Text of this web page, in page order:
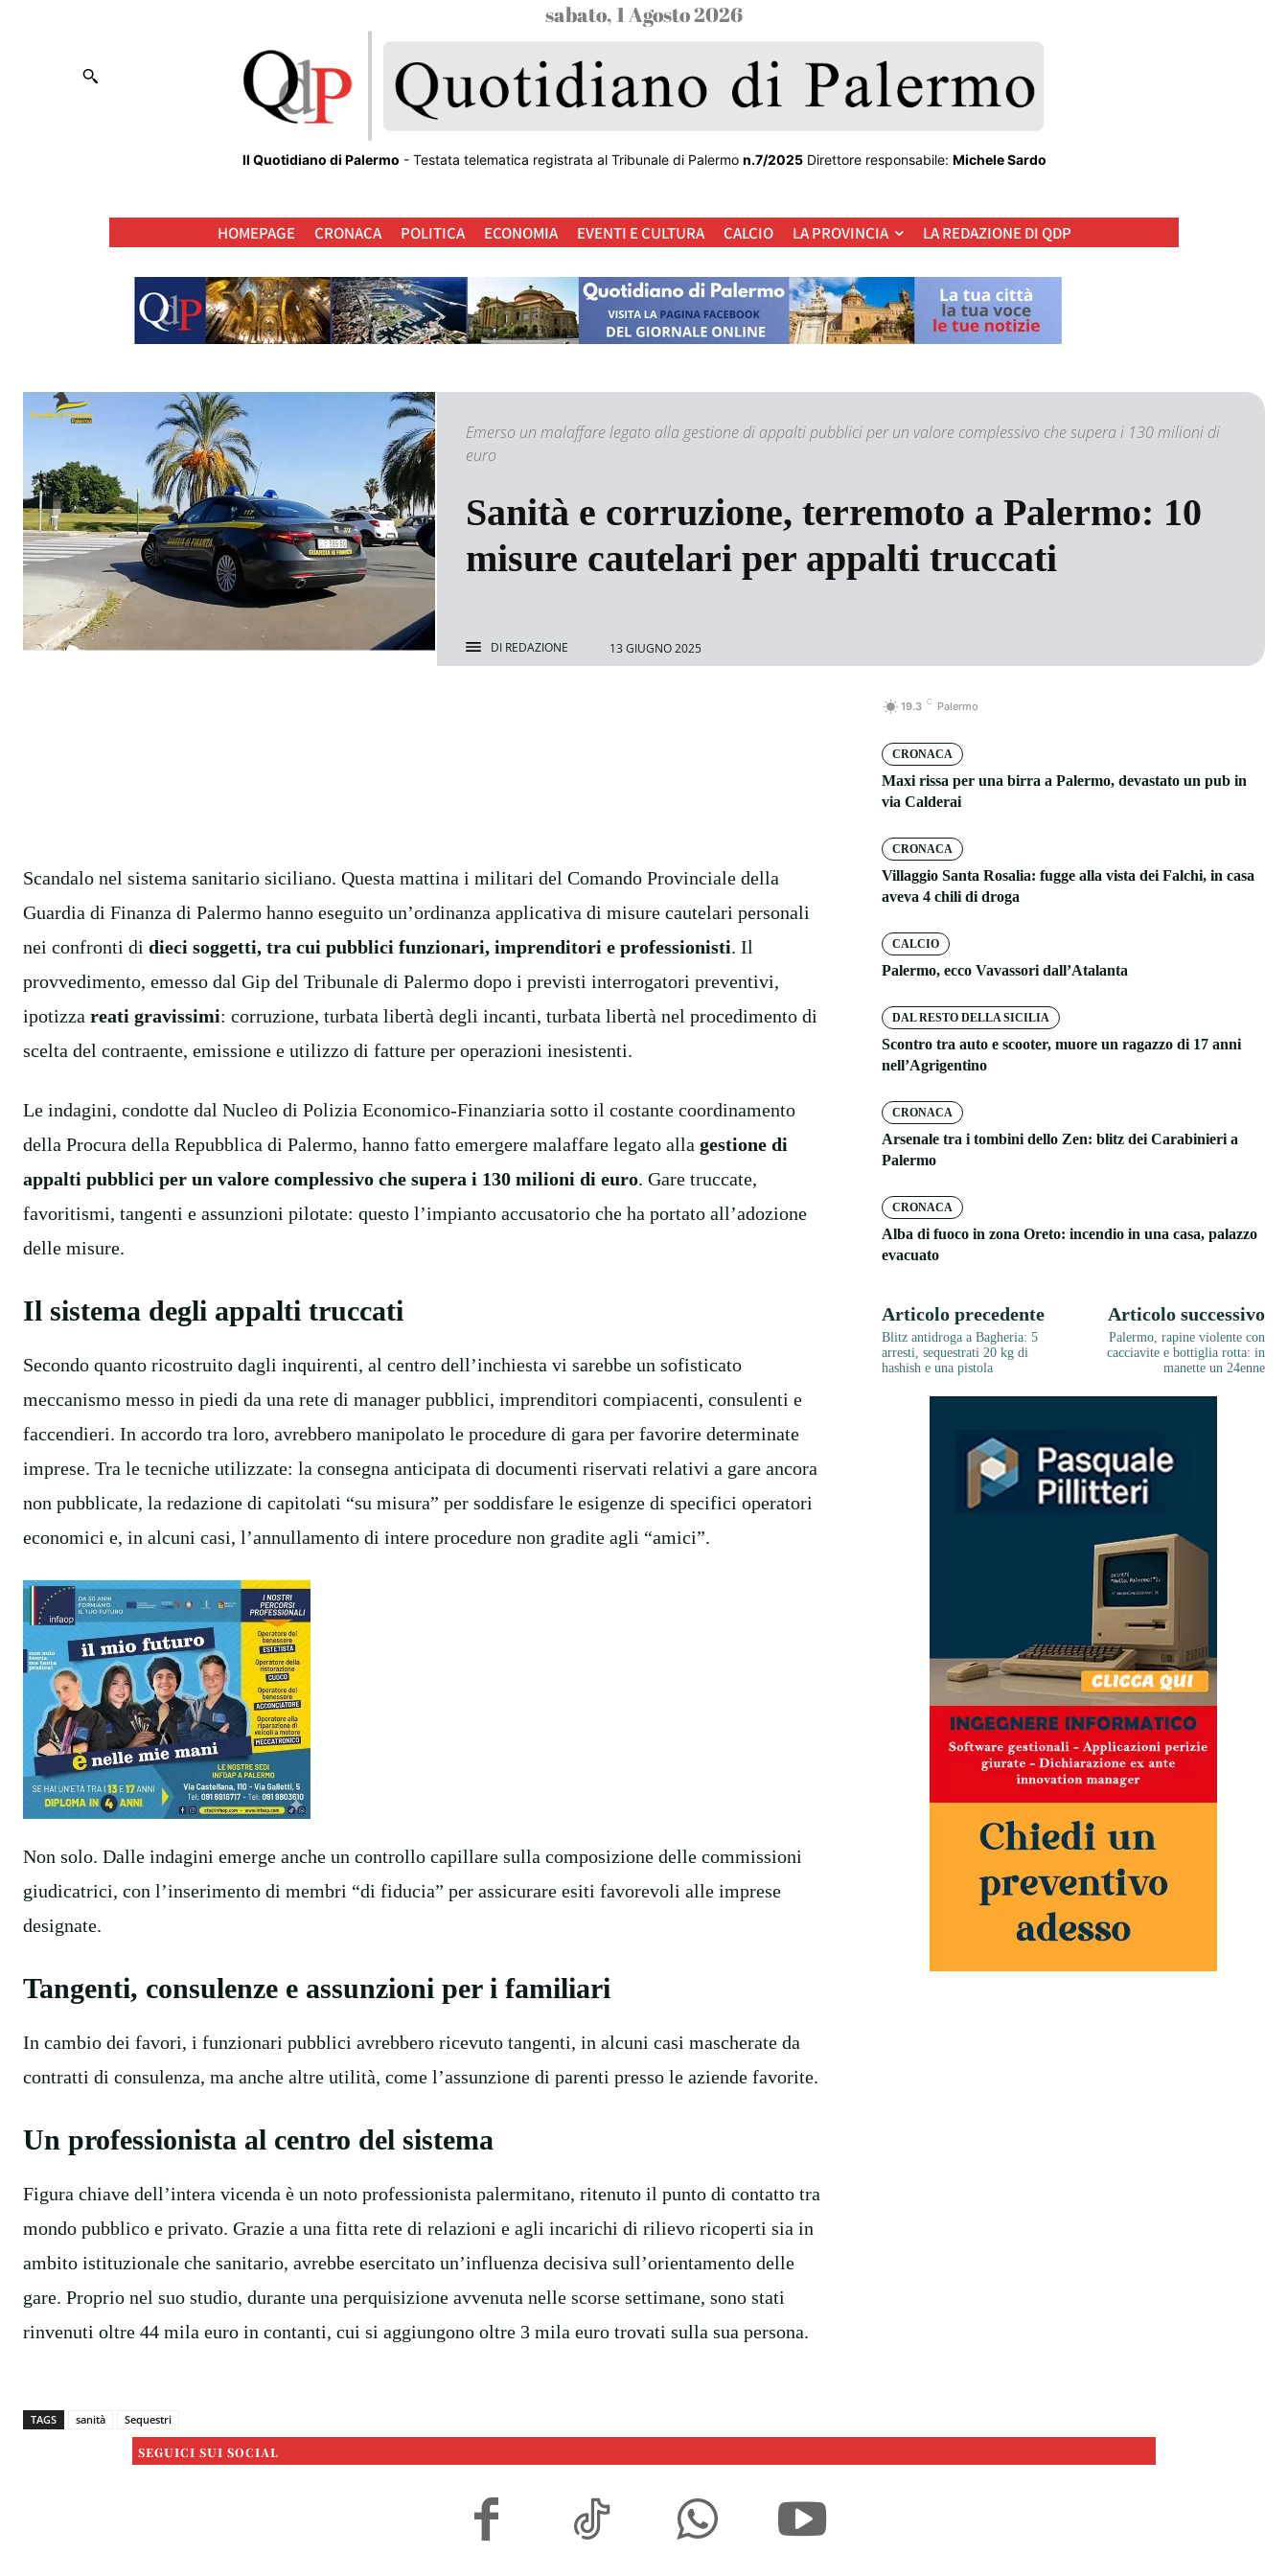
sabato, 1 Agosto 2026
Il Quotidiano di Palermo - Testata telematica registrata al Tribunale di Palermo n.7/2025Direttore responsabile: Michele Sardo
HOMEPAGE CRONACA POLITICA ECONOMIA EVENTI E CULTURA CALCIO LA PROVINCIA LA REDAZIONE DI QDP
Emerso un malaffare legato alla gestione di appalti pubblici per un valore complessivo che supera i 130 milioni di
euro
Sanità e corruzione, terremoto a Palermo: 10
misure cautelari per appalti truccati
DI REDAZIONE 13 GIUGNO 2025
Scandalo nel sistema sanitario siciliano. Questa mattina i militari del Comando Provinciale della
Guardia di Finanza di Palermo hanno eseguito un’ordinanza applicativa di misure cautelari personali
nei confronti di dieci soggetti, tra cui pubblici funzionari, imprenditori e professionisti. Il
provvedimento, emesso dal Gip del Tribunale di Palermo dopo i previsti interrogatori preventivi,
ipotizza reati gravissimi: corruzione, turbata libertà degli incanti, turbata libertà nel procedimento di
scelta del contraente, emissione e utilizzo di fatture per operazioni inesistenti.
Le indagini, condotte dal Nucleo di Polizia Economico-Finanziaria sotto il costante coordinamento
della Procura della Repubblica di Palermo, hanno fatto emergere malaffare legato alla gestione di
appalti pubblici per un valore complessivo che supera i 130 milioni di euro. Gare truccate,
favoritismi, tangenti e assunzioni pilotate: questo l’impianto accusatorio che ha portato all’adozione
delle misure.
Il sistema degli appalti truccati
Secondo quanto ricostruito dagli inquirenti, al centro dell’inchiesta vi sarebbe un sofisticato
meccanismo messo in piedi da una rete di manager pubblici, imprenditori compiacenti, consulenti e
faccendieri. In accordo tra loro, avrebbero manipolato le procedure di gara per favorire determinate
imprese. Tra le tecniche utilizzate: la consegna anticipata di documenti riservati relativi a gare ancora
non pubblicate, la redazione di capitolati “su misura” per soddisfare le esigenze di specifici operatori
economici e, in alcuni casi, l’annullamento di intere procedure non gradite agli “amici”.
Non solo. Dalle indagini emerge anche un controllo capillare sulla composizione delle commissioni
giudicatrici, con l’inserimento di membri “di fiducia” per assicurare esiti favorevoli alle imprese
designate.
Tangenti, consulenze e assunzioni per i familiari
In cambio dei favori, i funzionari pubblici avrebbero ricevuto tangenti, in alcuni casi mascherate da
contratti di consulenza, ma anche altre utilità, come l’assunzione di parenti presso le aziende favorite.
Un professionista al centro del sistema
Figura chiave dell’intera vicenda è un noto professionista palermitano, ritenuto il punto di contatto tra
mondo pubblico e privato. Grazie a una fitta rete di relazioni e agli incarichi di rilievo ricoperti sia in
ambito istituzionale che sanitario, avrebbe esercitato un’influenza decisiva sull’orientamento delle
gare. Proprio nel suo studio, durante una perquisizione avvenuta nelle scorse settimane, sono stati
rinvenuti oltre 44 mila euro in contanti, cui si aggiungono oltre 3 mila euro trovati sulla sua persona.
TAGS sanità Sequestri
19.3 C Palermo
CRONACA
Maxi rissa per una birra a Palermo, devastato un pub in
via Calderai
CRONACA
Villaggio Santa Rosalia: fugge alla vista dei Falchi, in casa
aveva 4 chili di droga
CALCIO
Palermo, ecco Vavassori dall’Atalanta
DAL RESTO DELLA SICILIA
Scontro tra auto e scooter, muore un ragazzo di 17 anni
nell’Agrigentino
CRONACA
Arsenale tra i tombini dello Zen: blitz dei Carabinieri a
Palermo
CRONACA
Alba di fuoco in zona Oreto: incendio in una casa, palazzo
evacuato
Articolo precedente
Blitz antidroga a Bagheria: 5
arresti, sequestrati 20 kg di
hashish e una pistola
Articolo successivo
Palermo, rapine violente con
cacciavite e bottiglia rotta: in
manette un 24enne
SEGUICI SUI SOCIAL